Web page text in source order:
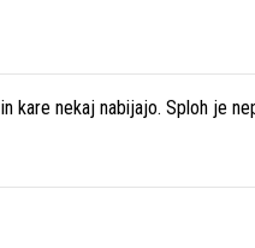
kare nekaj nabijajo. Sploh je